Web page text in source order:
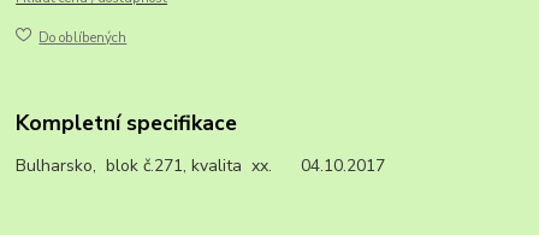
Do oblíbených
Kompletní specifikace
Bulharsko, blok č.271, kvalita xx. 04.10.2017